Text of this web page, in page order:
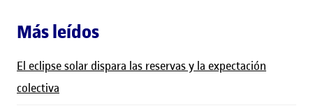
Más leídos
El eclipse solar dispara las reservas y la expectación
colectiva